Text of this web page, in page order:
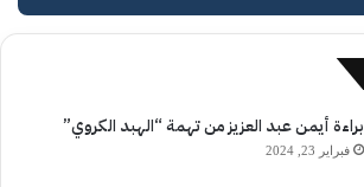
براءة أيمن عبد العزيز من تهمة “الهبد الكروي”
فبراير 23, 2024